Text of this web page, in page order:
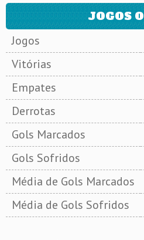
JOGOS
Jogos
Vitórias
Empates
Derrotas
Gols Marcados
Gols Sofridos
Média de Gols Marcados
Média de Gols Sofridos